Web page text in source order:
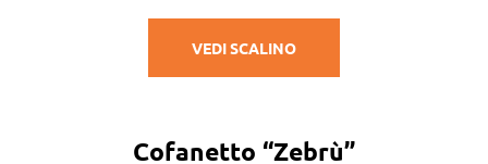
VEDI SCALINO
Cofanetto “Zebrù”